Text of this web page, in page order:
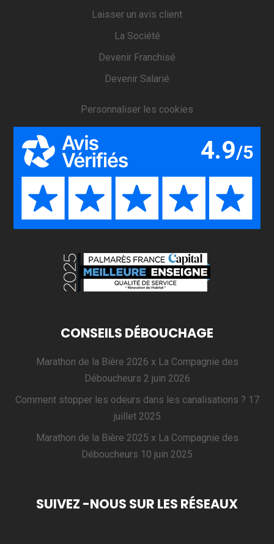
Laisser un avis client
La Société
Devenir Franchisé
Devenir Salarié
Personnaliser les cookies
CONSEILS DÉBOUCHAGE
Marathon de la Bière 2026 x La Compagnie des
Déboucheurs 2 juin 2026
Comment stopper les odeurs dans les canalisations ? 17
juillet 2025
Marathon de la Bière 2025 x La Compagnie des
Déboucheurs 10 juin 2025
SUIVEZ -NOUS SUR LES RÉSEAUX